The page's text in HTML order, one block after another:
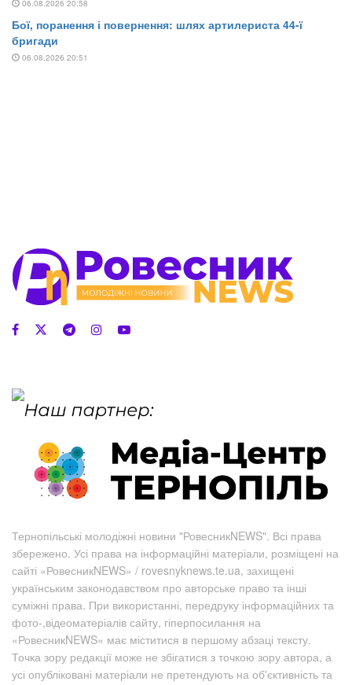
Тернопільські молодіжні новини "РовесникNEWS". Всі права
збережено. Усі права на інформаційні матеріали, розміщені на
сайті «РовесникNEWS» / rovesnyknews.te.ua, захищені
українським законодавством про авторське право та інші
суміжні права. При використанні, передруку інформаційних та
фото-,відеоматеріалів сайту, гіперпосилання на
«РовесникNEWS» має міститися в першому абзаці тексту.
Точка зору редакції може не збігатися з точкою зору автора, а
усі опубліковані матеріали не претендують на об'єктивність та